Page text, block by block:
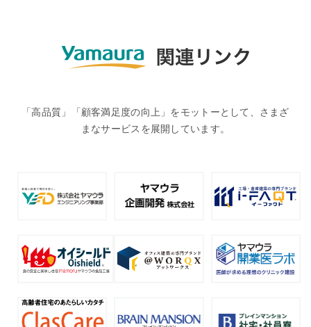
「高品質」「顧客満足度の向上」をモットーとして、さまざ
まなサービスを展開しています。